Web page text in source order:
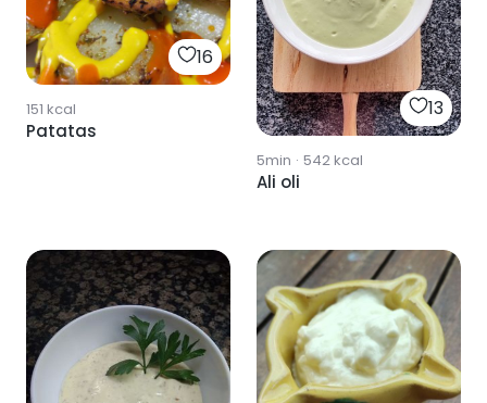
16
151 kcal
Patatas
13
5min · 542kcal
Ali oli